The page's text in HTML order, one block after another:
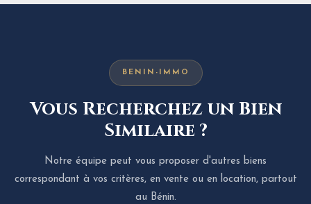
BENIN-IMMO
Vous Recherchez un Bien
Similaire ?
Notre équipe peut vous proposer d'autres biens
correspondant à vos critères, en vente ou en location, partout
au Bénin.